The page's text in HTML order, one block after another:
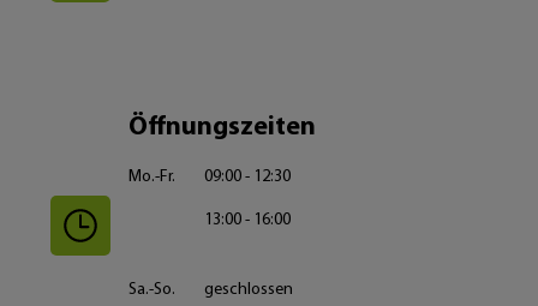
Öffnungszeiten
Mo.-Fr. 09:00 - 12:30
13:00 - 16:00
Sa.-So. geschlossen